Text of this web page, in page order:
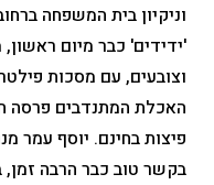
וניקיון בית המשפחה
'ידידים' כבר מיום
וצובעים, עם מסכות
האכלת המתנדבים פרסה
פיצות בחינם. יוסף עמר
בקשר טוב כבר הרבה